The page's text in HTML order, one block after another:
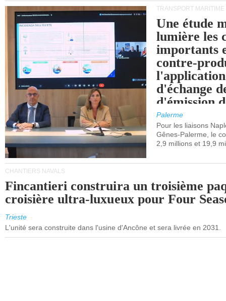
TRANSPORT MARITIME
Une étude
lumière les
importants
contre-
d'échange
d'émission
(SEQE-UE)
maritimes
occidentale.
Palerme
Pour les liaisons
Gênes-Palerme, le
2,9 millions et 19,9
CHANTIERS NAVALS
Fincantieri construira un troisième
croisière ultra-luxueux pour Four
Trieste
L'unité sera construite dans l'usine d'Ancône et sera livrée en 2031.